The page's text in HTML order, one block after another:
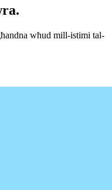
wħud mill-istimi tal-